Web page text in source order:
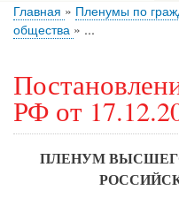
Главная Пленумы по
общества
...
РФ от
ПЛЕНУМ